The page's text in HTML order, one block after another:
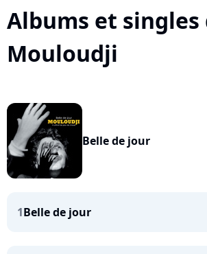
Albums et singles
Mouloudji
Belle de jour
1Belle de jour